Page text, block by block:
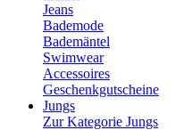
Jeans
Bademode
Bademäntel
Swimwear
Accessoires
Geschenkgutscheine
Jungs
Zur Kategorie Jungs